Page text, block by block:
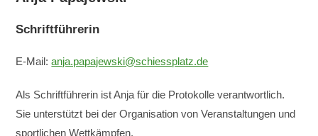
Schriftführerin
E-Mail:anja.papajewski@schiessplatz.de
Als Schriftführerin ist Anja für die Protokolle verantwortlich.
Sie unterstützt bei der Organisation von Veranstaltungen und
sportlichen Wettkämpfen.